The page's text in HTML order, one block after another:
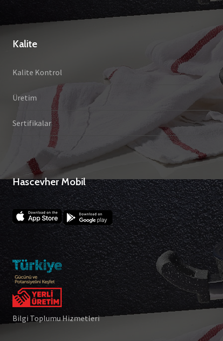
Kalite
Kalite Kontrol
Üretim
Sertifikalar
Hascevher Mobil
Bilgi Toplumu Hizmetleri